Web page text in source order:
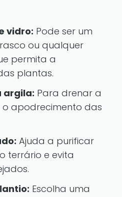
vidro: Pode ser um
ou qualquer
permita a
plantas.
argila: Para drenar a
apodrecimento das
Ajuda a purificar
terrário e evita
Escolha uma